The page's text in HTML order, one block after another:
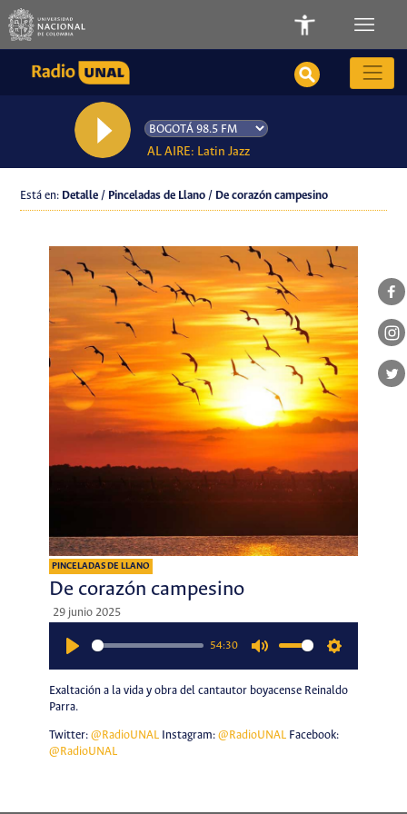
AL AIRE: Latin Jazz
Está en: Detalle / Pinceladas de Llano / De corazón campesino
PINCELADAS DE LLANO
De corazón campesino
29 junio 2025
54:30
Exaltación a la vida y obra del cantautor boyacense Reinaldo
Parra.
Twitter: @RadioUNALInstagram: @RadioUNALFacebook:
@RadioUNAL